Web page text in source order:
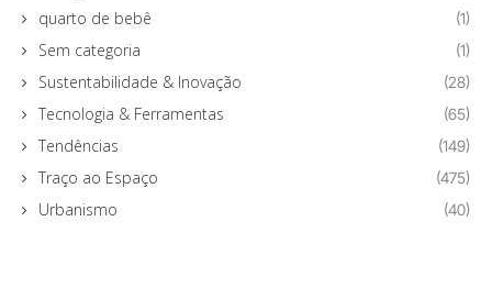
quarto de bebê (1)
Sem categoria (1)
Sustentabilidade & Inovação (28)
Tecnologia & Ferramentas (65)
Tendências (149)
Traço ao Espaço (475)
Urbanismo (40)